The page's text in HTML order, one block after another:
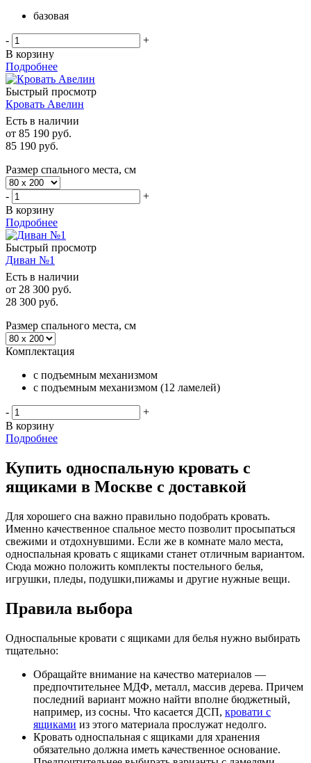
базовая
-
+
В корзину
Подробнее
Быстрый просмотр
Кровать Авелин
Есть в наличии
от 85 190 руб.
85 190 руб.
Размер спального места, см
-
+
В корзину
Подробнее
Быстрый просмотр
Диван №1
Есть в наличии
от 28 300 руб.
28 300 руб.
Размер спального места, см
Комплектация
с подъемным механизмом
с подъемным механизмом (12 ламелей)
-
+
В корзину
Подробнее
Купить односпальную кровать с
ящиками в Москве с доставкой
Для хорошего сна важно правильно подобрать кровать.
Именно качественное спальное место позволит просыпаться
свежими и отдохнувшими. Если же в комнате мало места,
односпальная кровать с ящиками станет отличным вариантом.
Сюда можно положить комплекты постельного белья,
игрушки, пледы, подушки,пижамы и другие нужные вещи.
Правила выбора
Односпальные кровати с ящиками для белья нужно выбирать
тщательно:
Обращайте внимание на качество материалов —
предпочтительнее МДФ, металл, массив дерева. Причем
последний вариант можно найти вполне бюджетный,
например, из сосны. Что касается ДСП, кровати с
ящиками из этого материала прослужат недолго.
Кровать односпальная с ящиками для хранения
обязательно должна иметь качественное основание.